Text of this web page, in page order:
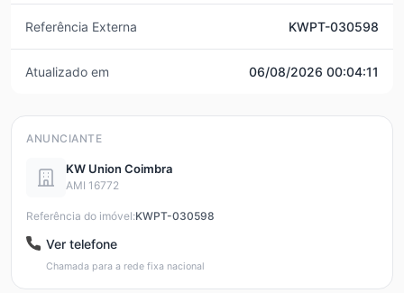
Referência Externa KWPT-030598
Atualizado em 06/08/2026 00:04:11
ANUNCIANTE
KW Union Coimbra
AMI 16772
Referência do imóvel:KWPT-030598
Ver telefone
Chamada para a rede fixa nacional